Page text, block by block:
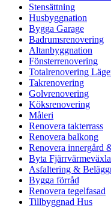
Stensättning
Husbyggnation
Bygga Garage
Badrumsrenovering
Altanbyggnation
Fönsterrenovering
Totalrenovering
Takrenovering
Golvrenovering
Köksrenovering
Måleri
Renovera takterrass
Renovera balkong
Renovera innergård
Byta
Asfaltering &
Bygga förråd
Renovera tegelfasad
Tillbyggnad Hus